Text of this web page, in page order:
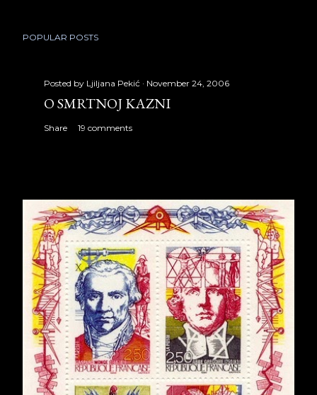
POPULAR POSTS
Posted by Ljiljana Pekić November 24, 2006
O SMRTNOJ KAZNI
Share 19 comments